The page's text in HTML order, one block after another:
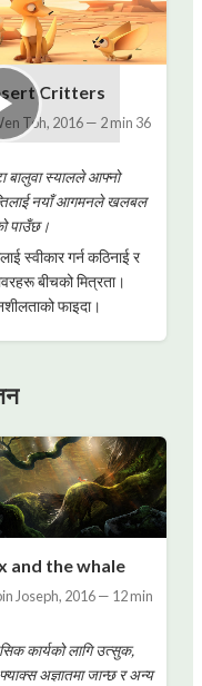
Critters
Toh, 2016— 2 min 36
बालुवा स्यालले आफ्नो
नयाँ आगमनले खलबल
पाउँछ।
स्वीकार गर्न कठिनाई र
बीचको मित्रता।
फाइदा।
and the whale
Joseph, 2016— 12 min
कार्यको लागि उत्सुक,
अज्ञातमा जान्छ र अन्य